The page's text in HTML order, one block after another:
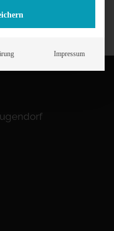
Impressum